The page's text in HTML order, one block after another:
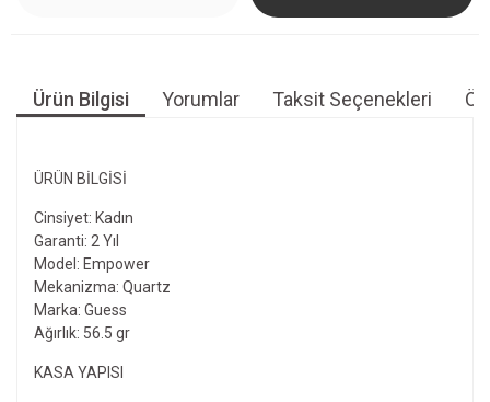
Ürün Bilgisi Yorumlar Taksit Seçenekleri
ÜRÜN BILGISI
Cinsiyet: Kadın
Garanti: 2 Yıl
Model: Empower
Mekanizma: Quartz
Marka: Guess
Ağırlık: 56.5 gr
KASA YAPISI